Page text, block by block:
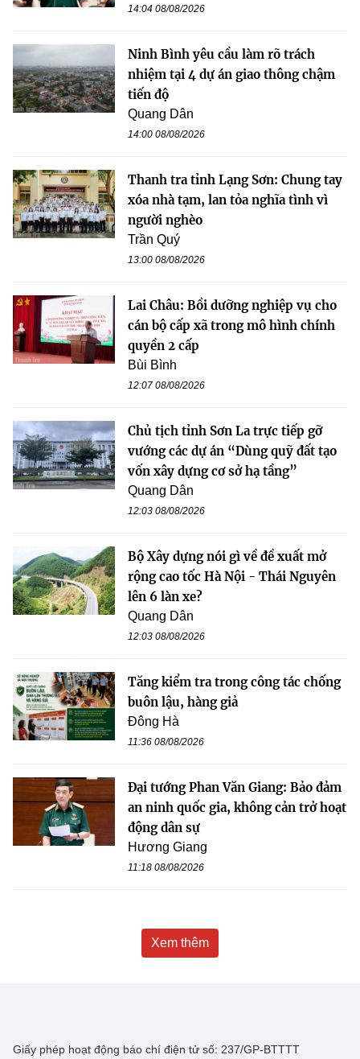
14:04 08/08/2026
Ninh Bình yêu cầu làm rõ trách
nhiệm tại 4 dự án giao thông chậm
tiến độ
Quang Dân
14:00 08/08/2026
Thanh tra tỉnh Lạng Sơn: Chung tay
xóa nhà tạm, lan tỏa nghĩa tình vì
người nghèo
Trần Quý
13:00 08/08/2026
Lai Châu: Bồi dưỡng nghiệp vụ cho
cán bộ cấp xã trong mô hình chính
quyền 2 cấp
Bùi Bình
12:07 08/08/2026
Chủ tịch tỉnh Sơn La trực tiếp gỡ
vướng các dự án “Dùng quỹ đất tạo
vốn xây dựng cơ sở hạ tầng”
Quang Dân
12:03 08/08/2026
Bộ Xây dựng nói gì về đề xuất mở
rộng cao tốc Hà Nội - Thái Nguyên
lên 6 làn xe?
Quang Dân
12:03 08/08/2026
Tăng kiểm tra trong công tác chống
buôn lậu, hàng giả
Đông Hà
11:36 08/08/2026
Đại tướng Phan Văn Giang: Bảo đảm
an ninh quốc gia, không cản trở hoạt
động dân sự
Hương Giang
11:18 08/08/2026
Xem thêm
Giấy phép hoạt động báo chí điện tử số: 237/GP-BTTTT